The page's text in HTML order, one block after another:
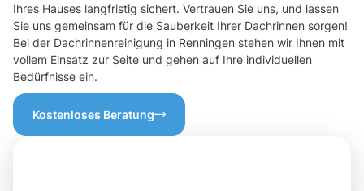
Ihres Hauses langfristig sichert. Vertrauen Sie uns, und lassen
Sie uns gemeinsam für die Sauberkeit Ihrer Dachrinnen sorgen!
Bei der Dachrinnenreinigung in Renningen stehen wir Ihnen mit
vollem Einsatz zur Seite und gehen auf Ihre individuellen
Bedürfnisse ein.
Kostenloses Beratung